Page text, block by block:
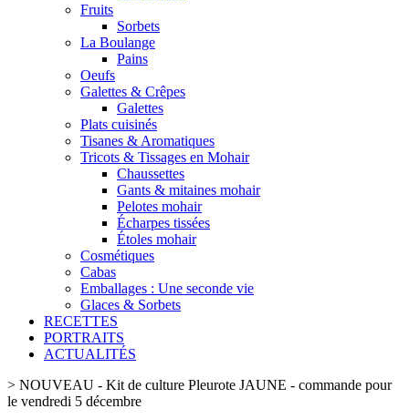
Fruits
Sorbets
La Boulange
Pains
Oeufs
Galettes & Crêpes
Galettes
Plats cuisinés
Tisanes & Aromatiques
Tricots & Tissages en Mohair
Chaussettes
Gants & mitaines mohair
Pelotes mohair
Écharpes tissées
Étoles mohair
Cosmétiques
Cabas
Emballages : Une seconde vie
Glaces & Sorbets
RECETTES
PORTRAITS
ACTUALITÉS
> NOUVEAU - Kit de culture Pleurote JAUNE - commande pour
le vendredi 5 décembre